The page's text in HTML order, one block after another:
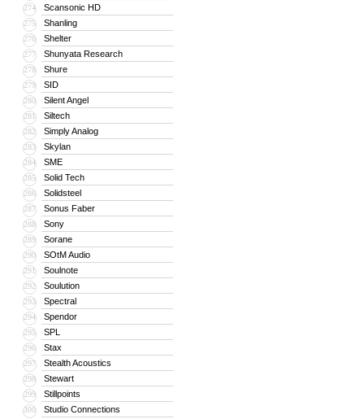
274 Scansonic HD
275 Shanling
276 Shelter
277 Shunyata Research
278 Shure
279 SID
280 Silent Angel
281 Siltech
282 Simply Analog
283 Skylan
284 SME
285 Solid Tech
286 Solidsteel
287 Sonus Faber
288 Sony
289 Sorane
290 SOtM Audio
291 Soulnote
292 Soulution
293 Spectral
294 Spendor
295 SPL
296 Stax
297 Stealth Acoustics
298 Stewart
299 Stillpoints
300 Studio Connections